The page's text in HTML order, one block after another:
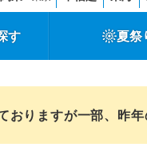
す 夏祭
おりますが一部、昨